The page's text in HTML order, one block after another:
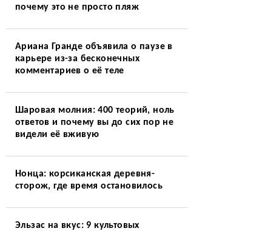
почему это не просто пляж
Ариана Гранде объявила о паузе в
карьере из-за бесконечных
комментариев о её теле
Шаровая молния: 400 теорий, ноль
ответов и почему вы до сих пор не
видели её вживую
Нонца: корсиканская деревня-
сторож, где время остановилось
Эльзас на вкус: 9 культовых